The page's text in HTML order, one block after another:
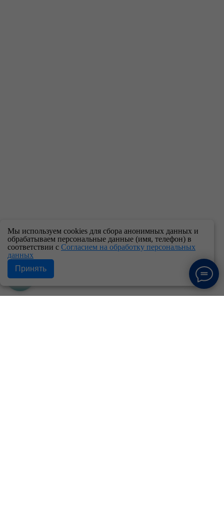
Мы используем cookies для сбора анонимных данных и
обрабатываем персональные данные (имя, телефон) в
соответствии с Согласием на обработку персональных
данных
Принять